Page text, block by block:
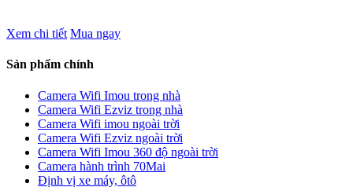
Xem chi tiết Mua ngay
Sản phẩm chính
Camera Wifi Imou trong nhà
Camera Wifi Ezviz trong nhà
Camera Wifi imou ngoài trời
Camera Wifi Ezviz ngoài trời
Camera Wifi Imou 360 độ ngoài trời
Camera hành trình 70Mai
Định vị xe máy, ôtô